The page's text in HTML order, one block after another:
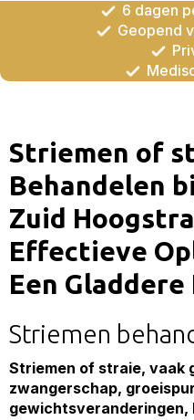
6 dagen
Geopend
Striemen of
Behandelen
Zuid
Effectieve
Een Gladdere
Striemen
Striemen of straie, vaak
zwangerschap,
gewichtsveranderingen,